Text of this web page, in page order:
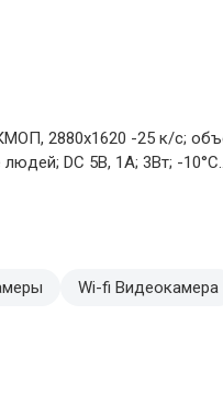
2880х1620 -25 к/с;
DC 5В, 1А; 3Вт; -
Wi-fi Видеокамера